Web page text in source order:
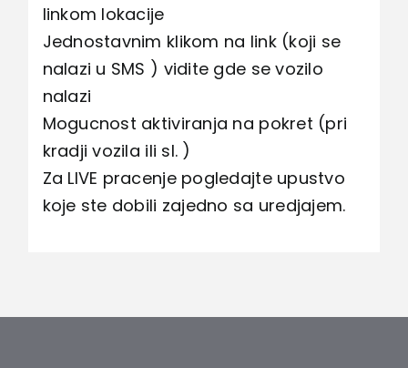
linkom lokacije
Jednostavnim klikom na link (koji se
nalazi u SMS ) vidite gde se vozilo
nalazi
Mogucnost aktiviranja na pokret (pri
kradji vozila ili sl. )
Za LIVE pracenje pogledajte upustvo
koje ste dobili zajedno sa uredjajem.